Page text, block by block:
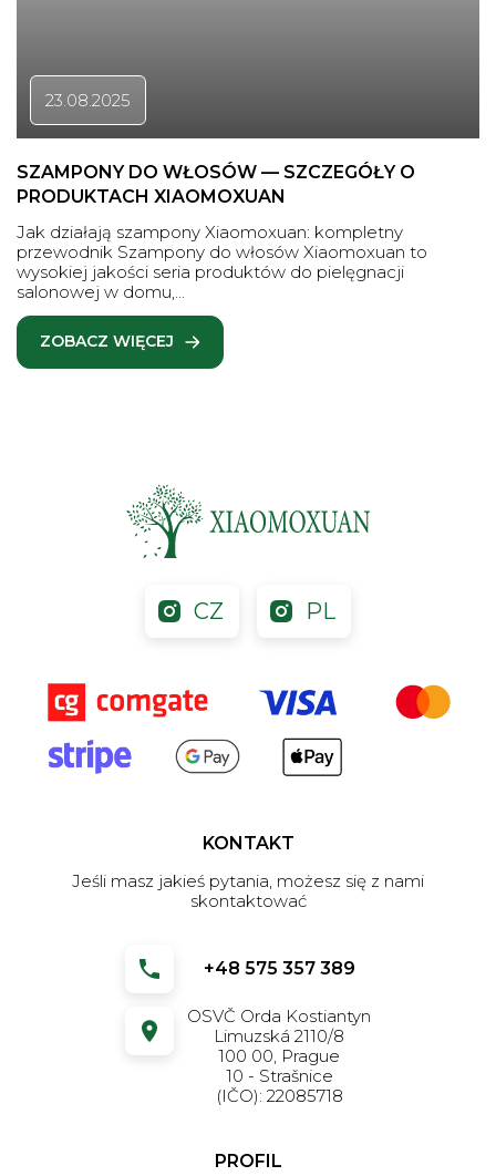
23.08.2025
SZAMPONY DO WŁOSÓW — SZCZEGÓŁY O
PRODUKTACH XIAOMOXUAN
Jak działają szampony Xiaomoxuan: kompletny
przewodnik Szampony do włosów Xiaomoxuan to
wysokiej jakości seria produktów do pielęgnacji
salonowej w domu,…
ZOBACZ WIĘCEJ
CZ PL
KONTAKT
Jeśli masz jakieś pytania, możesz się z nami
skontaktować
+48 575 357 389
OSVČ Orda Kostiantyn
Limuzská 2110/8
100 00, Prague
10 - Strašnice
(IČO): 22085718
PROFIL